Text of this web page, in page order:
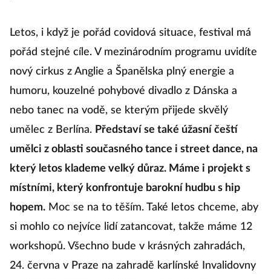
Letos, i když je pořád covidová situace, festival má
pořád stejné cíle. V mezinárodním programu uvidíte
nový cirkus z Anglie a Španělska plný energie a
humoru, kouzelné pohybové divadlo z Dánska a
nebo tanec na vodě, se kterým přijede skvělý
umělec z Berlína. Představí se také úžasní čeští
umělci z oblasti současného tance i street dance, na
který letos klademe velký důraz. Máme i projekt s
místními, který konfrontuje barokní hudbu s hip
hopem. Moc se na to těším. Také letos chceme, aby
si mohlo co nejvíce lidí zatancovat, takže máme 12
workshopů. Všechno bude v krásných zahradách,
24. června v Praze na zahradě karlínské Invalidovny